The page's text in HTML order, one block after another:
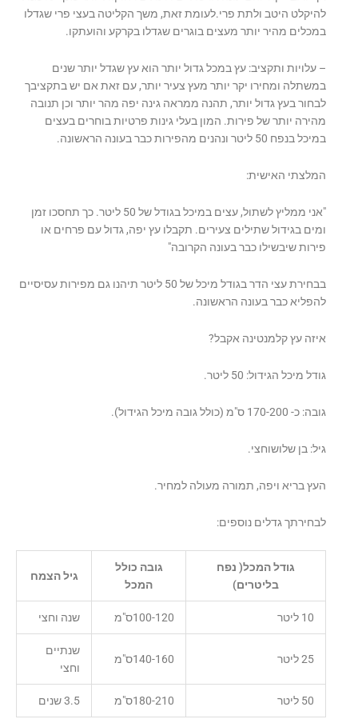
להיקלט היטב ולתת פרי.לעומת זאת, משך הקליטה בעצי פרי שגדלו
במכלים מהיר יותר מעצים בוגרים שגדלו בקרקע והועתקו.
– עלויות ותקציב: עץ במכל גדול יותר הוא עץ שגדל יותר שנים
במשתלה ומחירו יקר יותר מעץ צעיר יותר, עם זאת אם יש בתקציבך
לבחור בעץ גדול יותר, תהנה ממראה גינה יפה מהר יותר וכן תנובה
מהירה יותר של פירות. המון בעלי גינות פרטיות בוחרים בעצים
במיכל בנפח 50 ליטר ונהנים מהפירות כבר בעונה הראשונה.
המלצתי האישית:
"אני ממליץ לשתול, עצים במיכל בגודל של 50 ליטר. כך תחסכו זמן
ומים בגידול שתילים צעירים. תקבלו עץ יפה, גדול עם פרחים או
פירות שיבשילו כבר בעונה הקרובה"
בבחירת עצי הדר בגודל מיכל של 50 ליטר תיהנו גם מפירות עסיסיים
להפליא כבר בעונה הראשונה.
איזה עץ קלמנטינה אקבל?
גודל מיכל הגידול: 50 ליטר.
גובה: כ- 170-200 ס"מ (כולל גובה מיכל הגידול).
גיל: בן שלושוחצי.
העץ בריא ויפה, תמורה מעולה למחיר.
לבחירתך גדלים נוספים:
גודל המכל( נפח
בליטרים)
גובה כולל
המכל
גיל הצמח
10 ליטר 100-120ס"מ שנה וחצי
25 ליטר 140-160ס"מ
שנתיים
וחצי
50 ליטר 180-210ס"מ 3.5 שנים